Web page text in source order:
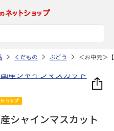
くだもの ぶどう ＜お中元＞
シャインマスカット